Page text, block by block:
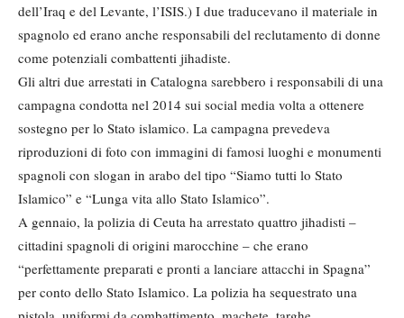
dell’Iraq e del Levante, l’ISIS.) I due traducevano il materiale in
spagnolo ed erano anche responsabili del reclutamento di donne
come potenziali combattenti jihadiste.
Gli altri due arrestati in Catalogna sarebbero i responsabili di una
campagna condotta nel 2014 sui social media volta a ottenere
sostegno per lo Stato islamico. La campagna prevedeva
riproduzioni di foto con immagini di famosi luoghi e monumenti
spagnoli con slogan in arabo del tipo “Siamo tutti lo Stato
Islamico” e “Lunga vita allo Stato Islamico”.
A gennaio, la polizia di Ceuta ha arrestato quattro jihadisti –
cittadini spagnoli di origini marocchine – che erano
“perfettamente preparati e pronti a lanciare attacchi in Spagna”
per conto dello Stato Islamico. La polizia ha sequestrato una